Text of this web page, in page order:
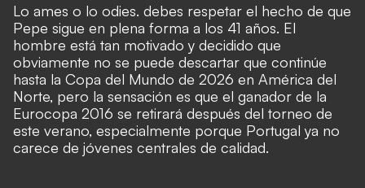
Lo ames o lo odies. debes respetar el hecho de que
Pepe sigue en plena forma a los 41 años. El
hombre está tan motivado y decidido que
obviamente no se puede descartar que continúe
hasta la Copa del Mundo de 2026 en América del
Norte, pero la sensación es que el ganador de la
Eurocopa 2016 se retirará después del torneo de
este verano, especialmente porque Portugal ya no
carece de jóvenes centrales de calidad.